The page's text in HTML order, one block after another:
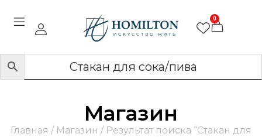
0
Магазин
Главная / Магазин / Результат поиска “Стакан для